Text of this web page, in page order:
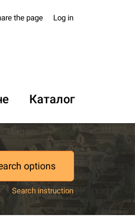
the page Log in
Каталог
options
Search instruction